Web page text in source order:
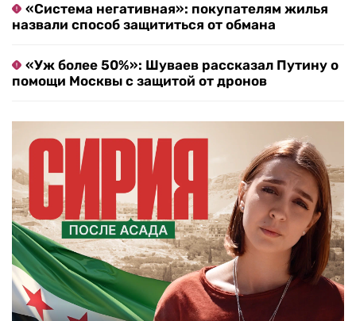
«Система негативная»: покупателям жилья
назвали способ защититься от обмана
«Уж более 50%»: Шуваев рассказал Путину о
помощи Москвы с защитой от дронов